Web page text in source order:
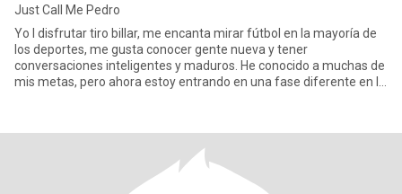
Just Call Me Pedro
Yo l disfrutar tiro billar, me encanta mirar fútbol en la mayoría de
los deportes, me gusta conocer gente nueva y tener
conversaciones inteligentes y maduros. He conocido a muchas de
mis metas, pero ahora estoy entrando en una fase diferente en la